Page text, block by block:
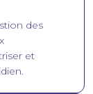
des
et